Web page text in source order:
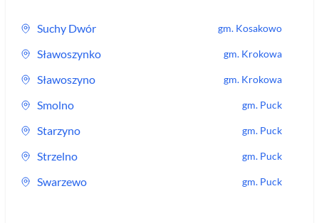
Suchy Dwór gm. Kosakowo
Sławoszynko gm. Krokowa
Sławoszyno gm. Krokowa
Smolno gm. Puck
Starzyno gm. Puck
Strzelno gm. Puck
Swarzewo gm. Puck